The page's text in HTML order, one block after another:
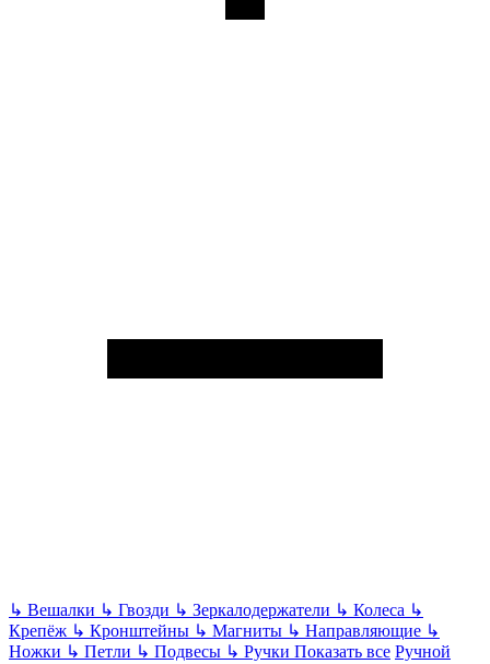
↳ Вешалки ↳ Гвозди ↳ Зеркалодержатели ↳ Колеса ↳
Крепёж ↳ Кронштейны ↳ Магниты ↳ Направляющие ↳
Ножки ↳ Петли ↳ Подвесы ↳ Ручки Показать все Ручной